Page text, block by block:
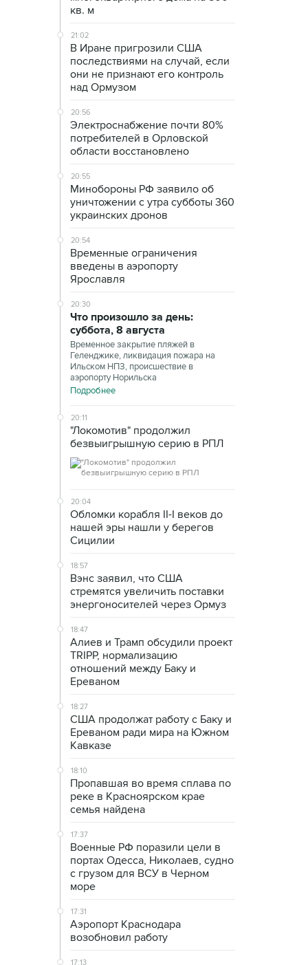
кв. м
21:02
В Иране пригрозили США
последствиями на случай, если
они не признают его контроль
над Ормузом
20:56
Электроснабжение почти 80%
потребителей в Орловской
области восстановлено
20:55
Минобороны РФ заявило об
уничтожении с утра субботы 360
украинских дронов
20:54
Временные ограничения
введены в аэропорту
Ярославля
20:30
Что произошло за день:
суббота, 8 августа
Временное закрытие пляжей в
Геленджике, ликвидация пожара на
Ильском НПЗ, происшествие в
аэропорту Норильска
Подробнее
20:11
"Локомотив" продолжил
безвыигрышную серию в РПЛ
20:04
Обломки корабля II-I веков до
нашей эры нашли у берегов
Сицилии
18:57
Вэнс заявил, что США
стремятся увеличить поставки
энергоносителей через Ормуз
18:47
Алиев и Трамп обсудили проект
TRIPP, нормализацию
отношений между Баку и
Ереваном
18:27
США продолжат работу с Баку и
Ереваном ради мира на Южном
Кавказе
18:10
Пропавшая во время сплава по
реке в Красноярском крае
семья найдена
17:37
Военные РФ поразили цели в
портах Одесса, Николаев, судно
с грузом для ВСУ в Черном
море
17:31
Аэропорт Краснодара
возобновил работу
17:13